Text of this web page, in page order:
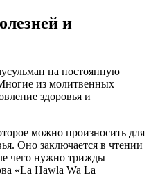
и
на постоянную
из молитвенных
здоровья и
можно произносить для
Оно заключается в чтении
чего нужно трижды
«La Hawla Wa La